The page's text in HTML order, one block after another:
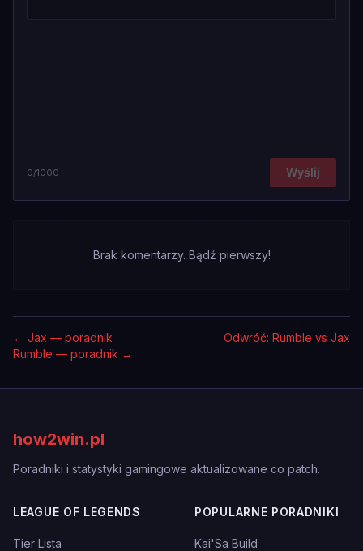
0/1000 Wyślij
Brak komentarzy. Bądź pierwszy!
← Jax — poradnik
Odwróć: Rumble vs Jax
Rumble — poradnik →
how2win.pl
Poradniki i statystyki gamingowe aktualizowane co patch.
LEAGUE OF LEGENDS
Tier Lista
POPULARNE PORADNIKI
Kai'Sa Build